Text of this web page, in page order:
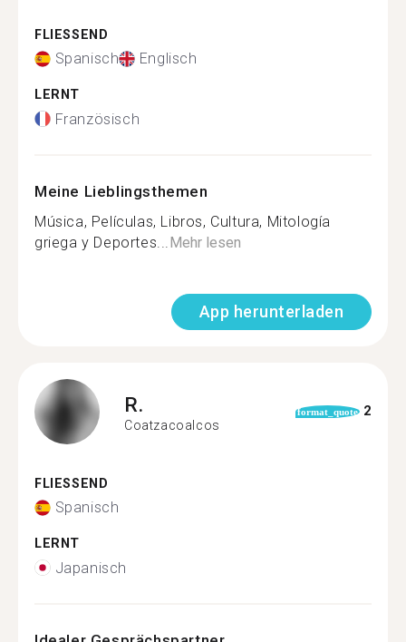
FLIESSEND
Spanisch Englisch
LERNT
Französisch
Meine Lieblingsthemen
Música, Películas, Libros, Cultura, Mitología
griega y Deportes... Mehr lesen
App herunterladen
R.
Coatzacoalcos
format_quote 2
FLIESSEND
Spanisch
LERNT
Japanisch